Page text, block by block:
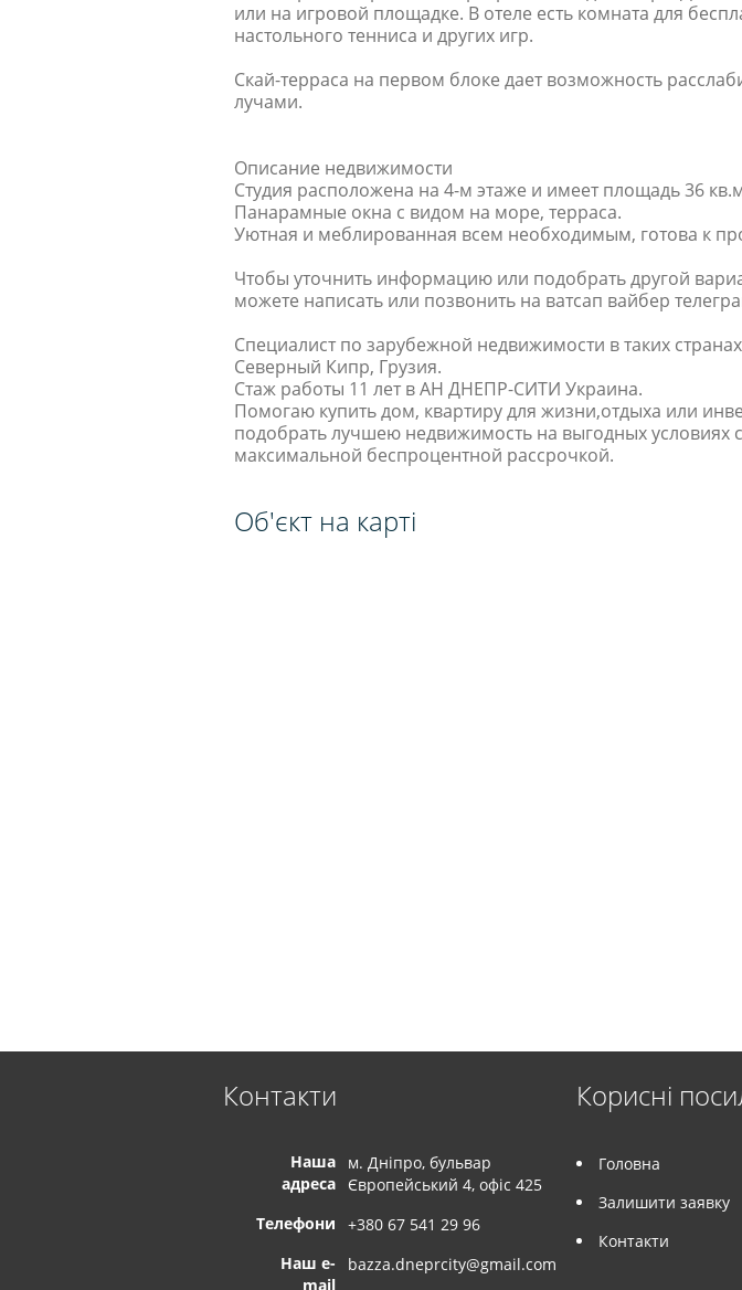
или на игровой площадке. В отеле есть комната для
настольного тенниса и других игр.
Скай-терраса на первом блоке дает возможность
лучами.
Описание недвижимости
Студия расположена на 4-м этаже и имеет площадь 36
Панарамные окна с видом на море, терраса.
Уютная и меблированная всем необходимым, готова к
Чтобы уточнить информацию или подобрать другой
можете написать или позвонить на ватсап вайбер
Специалист по зарубежной недвижимости в таких
Северный Кипр, Грузия.
Стаж работы 11 лет в АН ДНЕПР-СИТИ Украина.
Помогаю купить дом, квартиру для жизни,отдыха или
подобрать лучшею недвижимость на выгодных
максимальной беспроцентной рассрочкой.
Об'єкт на карті
Контакти
Наша
адреса
м. Дніпро, бульвар
Європейський 4, офіс 425
Телефони
+380 67 541 29 96
Наш e-
mail
bazza.dneprcity@gmail.com
Корисні
Головна
Залишити заявку
Контакти